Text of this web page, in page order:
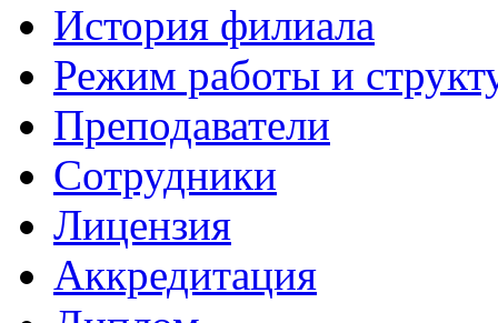
История филиала
Режим работы и
Преподаватели
Сотрудники
Лицензия
Аккредитация